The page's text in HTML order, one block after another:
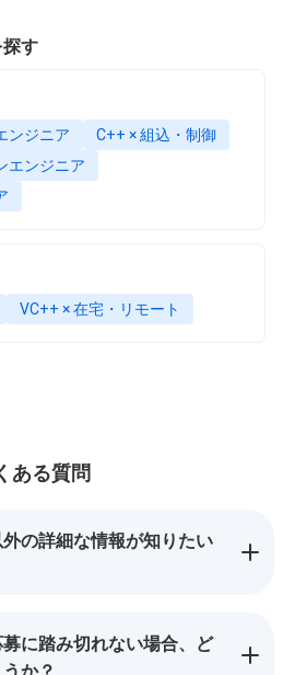
す
ンジニア
C++ × 組込・制御
エンジニア
VC++ × 在宅・リモート
ある質問
の詳細な情報が知りたい
に踏み切れない場合、ど